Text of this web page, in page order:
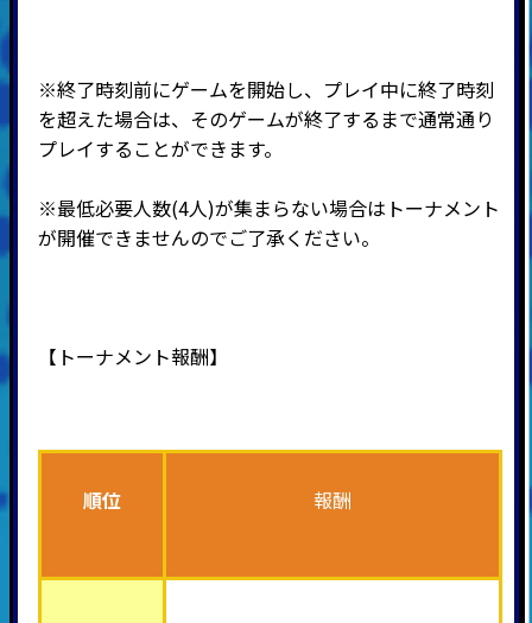
※終了時刻前にゲームを開始し、プレイ中に終了時刻
を超えた場合は、そのゲームが終了するまで通常通り
プレイすることができます。
※最低必要人数(4人)が集まらない場合はトーナメント
が開催できませんのでご了承ください。
【トーナメント報酬】
順位 報酬